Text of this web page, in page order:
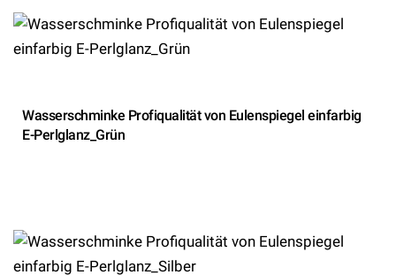
Wasserschminke Profiqualität von Eulenspiegel einfarbig
E-Perlglanz_Grün